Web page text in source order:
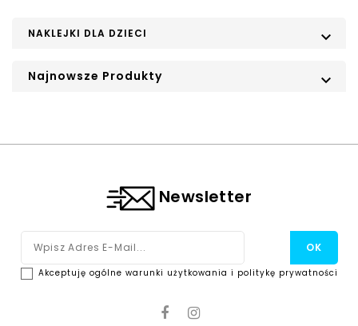
NAKLEJKI DLA DZIECI 
Najnowsze Produkty 
Newsletter
Akceptuję ogólne warunki użytkowania i politykę prywatności